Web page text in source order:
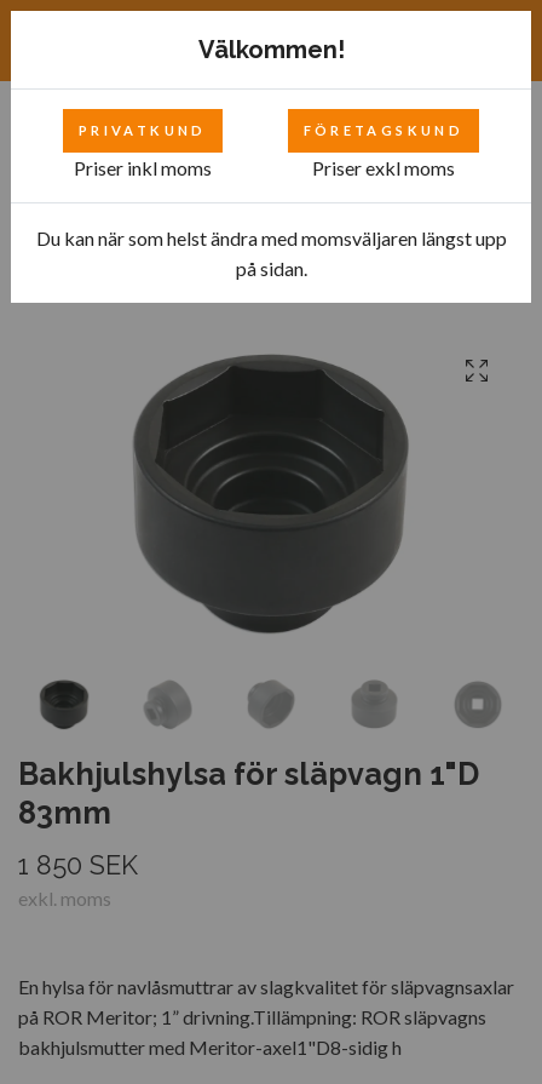
Specialverktyg
Bakhjulshylsa för släpvagn 1"D 83mm
Bakhjulshylsa för släpvagn 1"D
83mm
1 850 SEK
exkl. moms
En hylsa för navlåsmuttrar av slagkvalitet för släpvagnsaxlar
på ROR Meritor; 1” drivning.Tillämpning: ROR släpvagns
bakhjulsmutter med Meritor-axel1"D8-sidig h
Välkommen!
PRIVATKUND
Priser inkl moms
FÖRETAGSKUND
Priser exkl moms
Du kan när som helst ändra med momsväljaren längst upp
på sidan.